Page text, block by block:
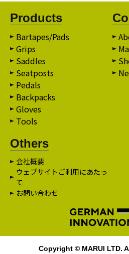
Products
Bartapes/Pads
Grips
Saddles
Seatposts
Pedals
Backpacks
Gloves
Tools
Others
会社概要
ウェブサイトご利用にあたっ
て
お問い合わせ
Copyright © MARUI LTD.